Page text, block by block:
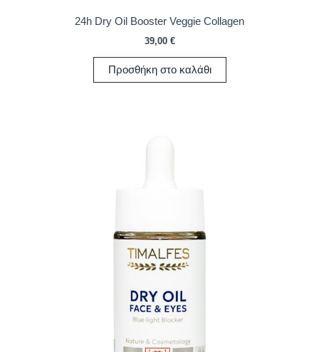
24h Dry Oil Booster Veggie Collagen
39,00 €
Προσθήκη στο καλάθι